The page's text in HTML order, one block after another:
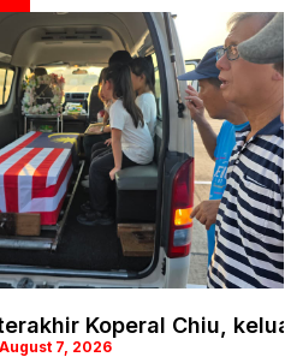
Koperal Chiu,
August 7, 2026